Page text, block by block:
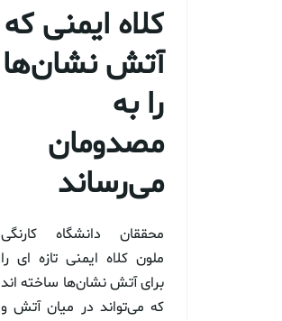
کلاه ایمنی که
آتش نشان‌ها
را به
مصدومان
می‌رساند
محققان دانشگاه کارنگی
ملون کلاه ایمنی تازه ای را
برای آتش نشان‌ها ساخته اند
که می‌تواند در میان آتش و